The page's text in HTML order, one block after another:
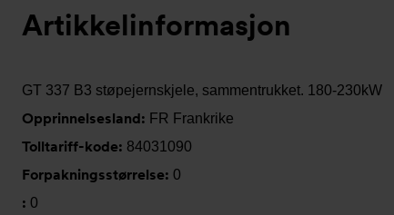
Artikkelinformasjon
GT 337 B3 støpejernskjele, sammentrukket. 180-230kW
Opprinnelsesland: FR Frankrike
Tolltariff-kode: 84031090
Forpakningsstørrelse: 0
: 0